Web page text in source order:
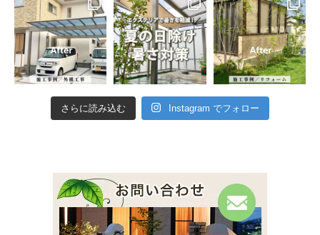
さらに読み込む Instagram でフォロー